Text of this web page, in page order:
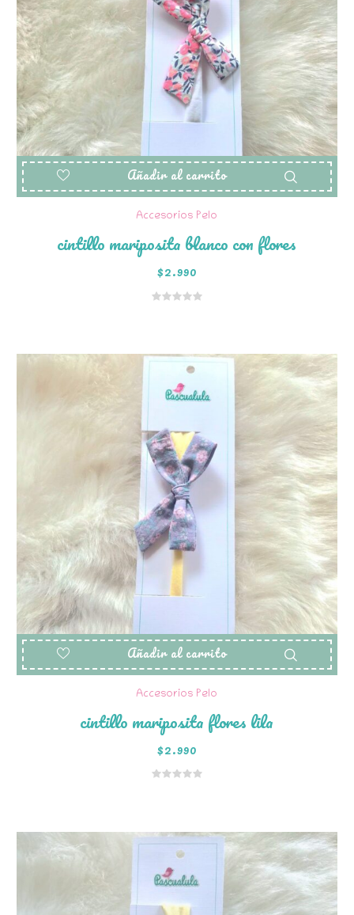
Añadir al carrito
Accesorios Pelo
cintillo mariposita blanco con flores
$2.990
Añadir al carrito
Accesorios Pelo
cintillo mariposita flores lila
$2.990